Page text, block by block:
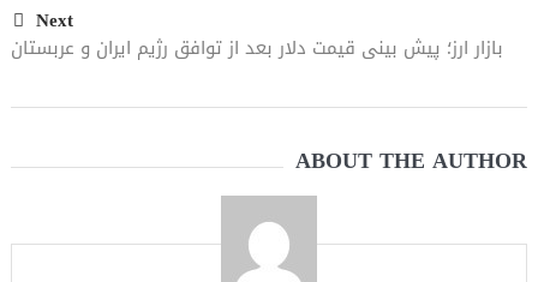
ایران را می‌گیرد
Next
بازار ارز؛ پیش بینی قیمت دلار بعد از توافق رژیم ایران و عربستان
ABOUT THE AUTHOR